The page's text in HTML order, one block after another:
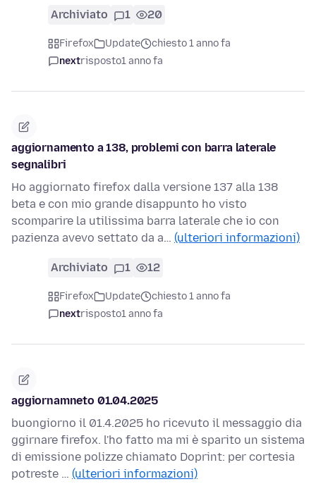
Archiviato 1 20
Firefox Update
chiesto 1 anno fa
nextrisposto1 anno fa
aggiornamento a 138, problemi con barra laterale
segnalibri
Ho aggiornato firefox dalla versione 137 alla 138
beta e con mio grande disappunto ho visto
scomparire la utilissima barra laterale che io con
pazienza avevo settato da a… (ulteriori informazioni)
Archiviato 1 12
Firefox Update
chiesto 1 anno fa
nextrisposto1 anno fa
aggiornamneto 01.04.2025
buongiorno il 01.4.2025 ho ricevuto il messaggio dia
ggirnare firefox. l'ho fatto ma mi è sparito un sistema
di emissione polizze chiamato Doprint: per cortesia
potreste … (ulteriori informazioni)